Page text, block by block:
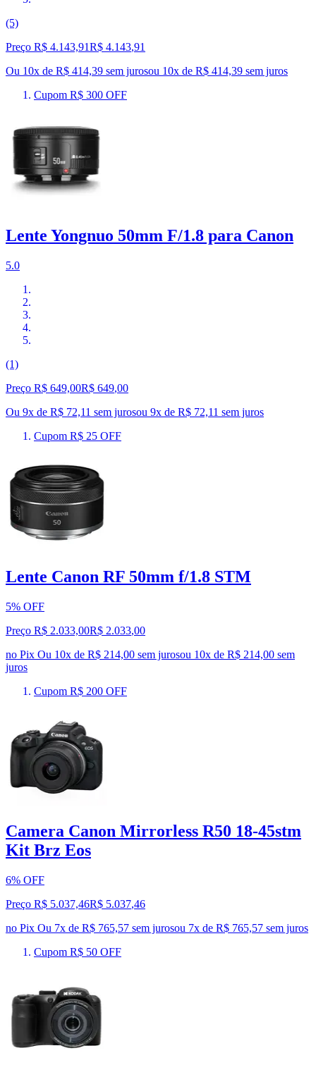
(5)
Preço R$ 4.143,91R$ 4.143,91
Ou 10x de R$ 414,39 sem jurosou 10x de R$ 414,39 sem juros
Cupom R$ 300 OFF
Lente Yongnuo 50mm F/1.8 para Canon
5.0
(1)
Preço R$ 649,00R$ 649,00
Ou 9x de R$ 72,11 sem jurosou 9x de R$ 72,11 sem juros
Cupom R$ 25 OFF
Lente Canon RF 50mm f/1.8 STM
5% OFF
Preço R$ 2.033,00R$ 2.033,00
no Pix Ou 10x de R$ 214,00 sem jurosou 10x de R$ 214,00 sem
juros
Cupom R$ 200 OFF
Camera Canon Mirrorless R50 18-45stm
Kit Brz Eos
6% OFF
Preço R$ 5.037,46R$ 5.037,46
no Pix Ou 7x de R$ 765,57 sem jurosou 7x de R$ 765,57 sem juros
Cupom R$ 50 OFF